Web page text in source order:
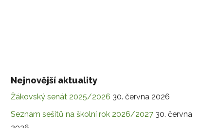
Nejnovější aktuality
Žákovský senát 2025/2026 30. června 2026
Seznam sešitů na školní rok 2026/2027 30. června